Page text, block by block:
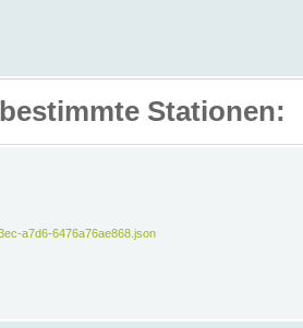
Stationen:
a7d6-6476a76ae868.json